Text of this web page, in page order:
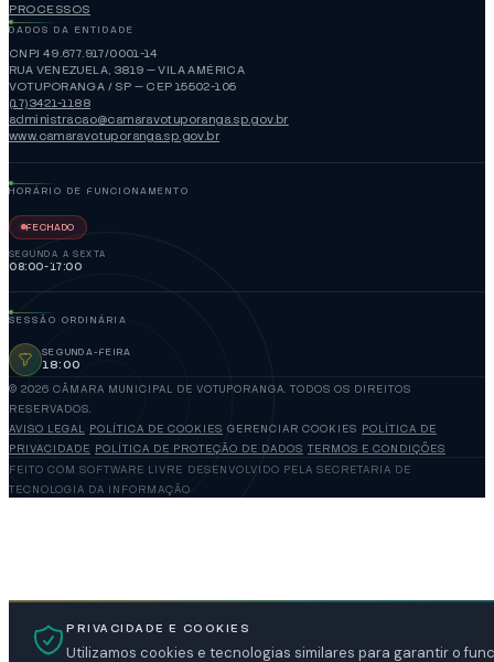
PROCESSOS
DADOS DA ENTIDADE
CNPJ 49.677.917/0001-14
RUA VENEZUELA, 3819 — VILA AMÉRICA
VOTUPORANGA / SP — CEP 15502-105
(17)3421-1188
administracao@camaravotuporanga.sp.gov.br
www.camaravotuporanga.sp.gov.br
HORÁRIO DE FUNCIONAMENTO
FECHADO
SEGUNDA A SEXTA
08:00-17:00
SESSÃO ORDINÁRIA
SEGUNDA-FEIRA
18:00
© 2026 CÂMARA MUNICIPAL DE VOTUPORANGA. TODOS OS DIREITOS
RESERVADOS.
AVISO LEGAL POLÍTICA DE COOKIES GERENCIAR COOKIES POLÍTICA DE
PRIVACIDADE POLÍTICA DE PROTEÇÃO DE DADOS TERMOS E CONDIÇÕES
FEITO COM SOFTWARE LIVRE DESENVOLVIDO PELA SECRETARIA DE
TECNOLOGIA DA INFORMAÇÃO
PRIVACIDADE E COOKIES
Utilizamos cookies e tecnologias similares para garantir o